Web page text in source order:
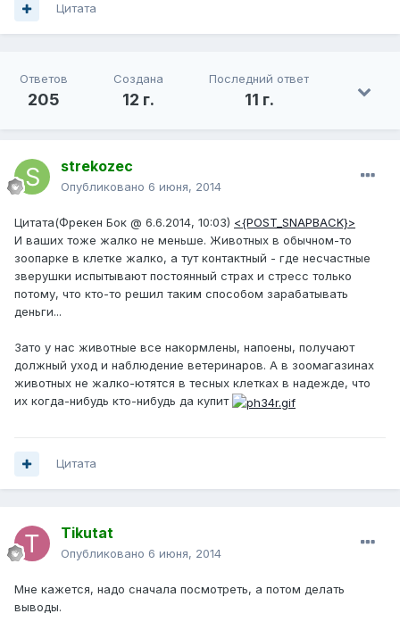
Цитата
Ответов
205
Создана
12 г.
Последний ответ
11 г.
strekozec
Опубликовано 6 июня, 2014
Цитата(Фрекен Бок @ 6.6.2014, 10:03) <{POST_SNAPBACK}>
И ваших тоже жалко не меньше. Животных в обычном-то
зоопарке в клетке жалко, а тут контактный - где несчастные
зверушки испытывают постоянный страх и стресс только
потому, что кто-то решил таким способом зарабатывать
деньги...
Зато у нас животные все накормлены, напоены, получают
должный уход и наблюдение ветеринаров. А в зоомагазинах
животных не жалко-ютятся в тесных клетках в надежде, что
их когда-нибудь кто-нибудь да купит
Цитата
Tikutat
Опубликовано 6 июня, 2014
Мне кажется, надо сначала посмотреть, а потом делать
выводы.